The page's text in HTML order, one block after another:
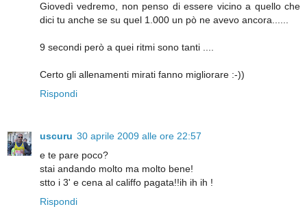
Giovedì vedremo, non penso di essere vicino a quello che
dici tu anche se su quel 1.000 un pò ne avevo ancora......
9 secondi però a quei ritmi sono tanti ....
Certo gli allenamenti mirati fanno migliorare :-))
Rispondi
uscuru 30 aprile 2009 alle ore 22:57
e te pare poco?
stai andando molto ma molto bene!
stto i 3' e cena al califfo pagata!!ih ih ih !
Rispondi